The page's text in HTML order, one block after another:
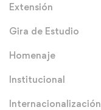
Extensión
Gira de Estudio
Homenaje
Institucional
Internacionalización